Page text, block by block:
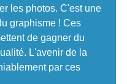
les photos. C'est une
graphisme ! Ces
de gagner du
L'avenir de la
par ces